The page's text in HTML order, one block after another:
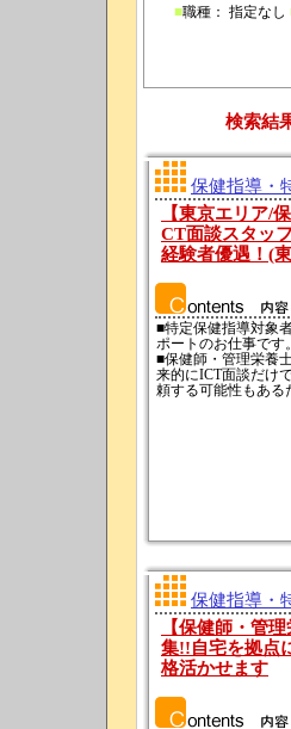
■職種： 指定なし
検索結
保健指導・
【東京エリア/
CT面談スタッ
経験者優遇！(
■特定保健指導対象
ポートのお仕事です。
■保健師・管理栄養
来的にICT面談だけ
頼する可能性もある
保健指導・
【保健師・管
集!!自宅を拠点
格活かせます